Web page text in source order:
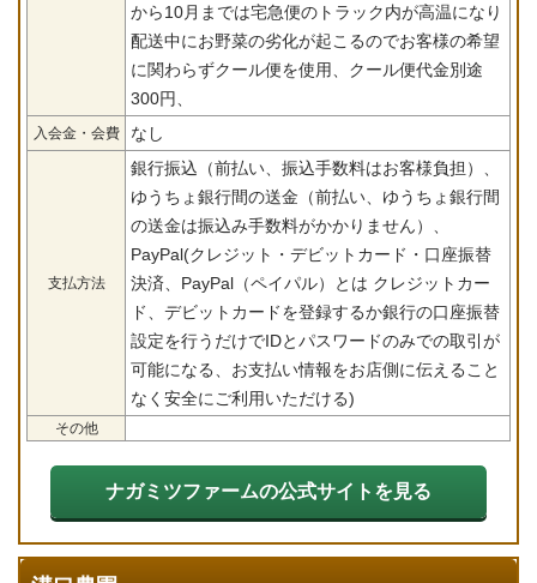
から10月までは宅急便のトラック内が高温になり
配送中にお野菜の劣化が起こるのでお客様の希望
に関わらずクール便を使用、クール便代金別途
300円、
入会金・会費 なし
支払方法
銀行振込（前払い、振込手数料はお客様負担）、
ゆうちょ銀行間の送金（前払い、ゆうちょ銀行間
の送金は振込み手数料がかかりません）、
PayPal(クレジット・デビットカード・口座振替
決済、PayPal（ペイパル）とは クレジットカー
ド、デビットカードを登録するか銀行の口座振替
設定を行うだけでIDとパスワードのみでの取引が
可能になる、お支払い情報をお店側に伝えること
なく安全にご利用いただける)
その他
ナガミツファームの公式サイトを見る